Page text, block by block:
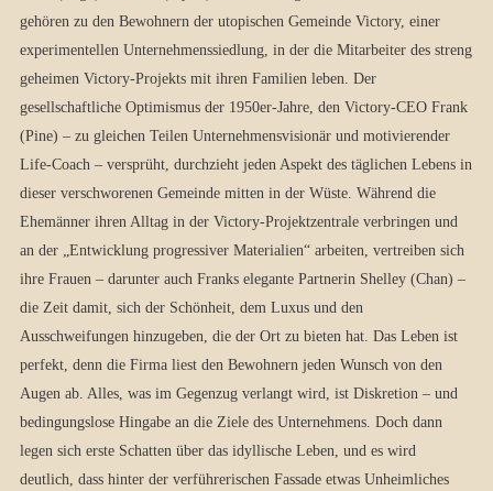
gehören zu den Bewohnern der utopischen Gemeinde Victory, einer
experimentellen Unternehmenssiedlung, in der die Mitarbeiter des streng
geheimen Victory-Projekts mit ihren Familien leben. Der
gesellschaftliche Optimismus der 1950er-Jahre, den Victory-CEO Frank
(Pine) – zu gleichen Teilen Unternehmensvisionär und motivierender
Life-Coach – versprüht, durchzieht jeden Aspekt des täglichen Lebens in
dieser verschworenen Gemeinde mitten in der Wüste. Während die
Ehemänner ihren Alltag in der Victory-Projektzentrale verbringen und
an der „Entwicklung progressiver Materialien“ arbeiten, vertreiben sich
ihre Frauen – darunter auch Franks elegante Partnerin Shelley (Chan) –
die Zeit damit, sich der Schönheit, dem Luxus und den
Ausschweifungen hinzugeben, die der Ort zu bieten hat. Das Leben ist
perfekt, denn die Firma liest den Bewohnern jeden Wunsch von den
Augen ab. Alles, was im Gegenzug verlangt wird, ist Diskretion – und
bedingungslose Hingabe an die Ziele des Unternehmens. Doch dann
legen sich erste Schatten über das idyllische Leben, und es wird
deutlich, dass hinter der verführerischen Fassade etwas Unheimliches